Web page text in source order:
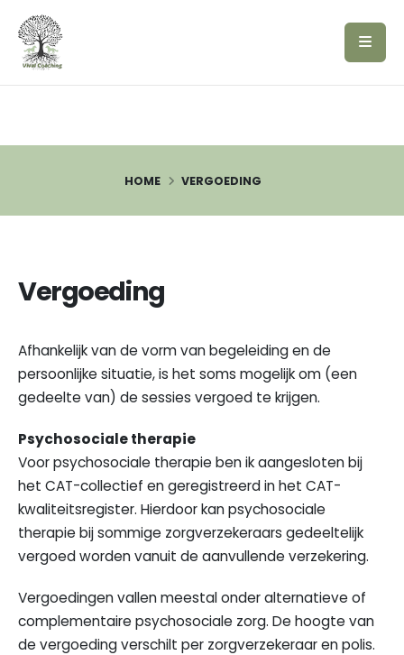
HOME VERGOEDING
Vergoeding
Afhankelijk van de vorm van begeleiding en de
persoonlijke situatie, is het soms mogelijk om (een
gedeelte van) de sessies vergoed te krijgen.
Psychosociale therapie
Voor psychosociale therapie ben ik aangesloten bij
het CAT-collectief en geregistreerd in het CAT-
kwaliteitsregister. Hierdoor kan psychosociale
therapie bij sommige zorgverzekeraars gedeeltelijk
vergoed worden vanuit de aanvullende verzekering.
Vergoedingen vallen meestal onder alternatieve of
complementaire psychosociale zorg. De hoogte van
de vergoeding verschilt per zorgverzekeraar en polis.